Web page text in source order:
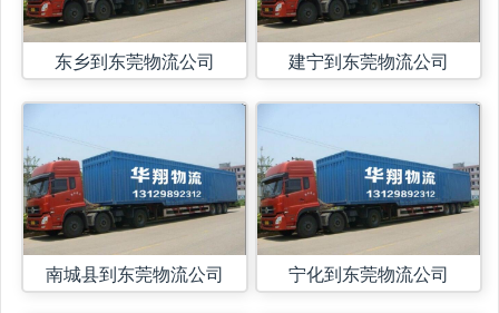
东乡到东莞物流公司
南城县到东莞物流公司
建宁到东莞物流公司
宁化到东莞物流公司